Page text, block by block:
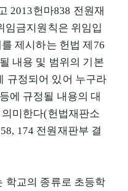
2013헌마838 전원재
임금지원칙은 위임입
제시하는 헌법 제76
내용 및 범위의 기본
규정되어 있어 누구라
에 규정될 내용의 대
미한다(헌법재판소
174 전원재판부 결
학교의 종류로 초등학